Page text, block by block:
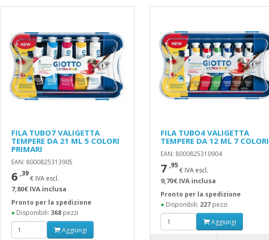
FILA TUBO7 VALIGETTA
TEMPERE DA 21 ML 5 COLORI
PRIMARI
EAN: 8000825313905
6 ,39
€ IVA escl.
7,80€ IVA inclusa
Pronto per la spedizione
●Disponibili: 368pezzi
Aggiungi
FILA TUBO4 VALIGETTA
TEMPERE DA 12 ML 7 COLORI
EAN: 8000825310904
7 ,95
€ IVA escl.
9,70€ IVA inclusa
Pronto per la spedizione
●Disponibili: 227pezzi
Aggiungi